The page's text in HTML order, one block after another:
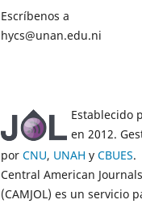
Escríbenos a
hycs@unan.edu.ni
Establecido
en 2012.
por CNU, UNAH y CBUES.
Central American
(CAMJOL) es un servicio